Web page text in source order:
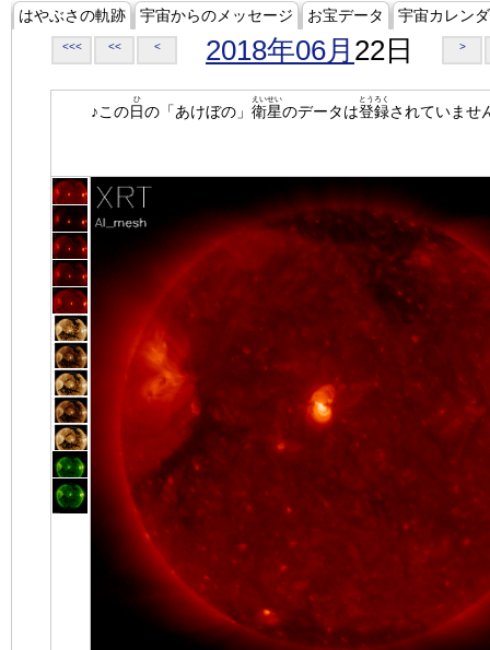
はやぶさの軌跡 宇宙からのメッセージ お宝データ 宇宙カレン
<<< << < 2018年06月 22日 >
♪この日
ひ
の「あけぼの」 衛星
えいせい
のデータは登録
とうろく
されていませ